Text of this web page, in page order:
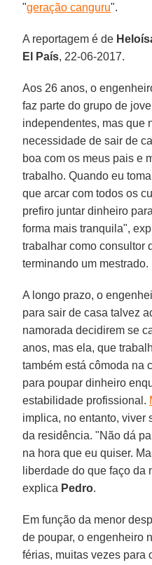
"geração canguru".
A reportagem é de
El País, 22-06-2017.
Aos 26 anos, o
faz parte do grupo de
independentes, mas que
necessidade de sair de
boa com os meus pais e
trabalho. Quando eu
que arcar com todos os
prefiro juntar dinheiro
forma mais tranquila",
trabalhar como consultor
terminando um mestrado.
A longo prazo, o
para sair de casa talvez
namorada decidirem se
anos, mas ela, que
também está cômoda na
para poupar dinheiro
estabilidade profissional.
implica, no entanto, viver
da residência. "Não dá
na hora que eu quiser.
liberdade do que faço da
explica Pedro.
Em função da menor
de poupar, o engenheiro
férias, muitas vezes para